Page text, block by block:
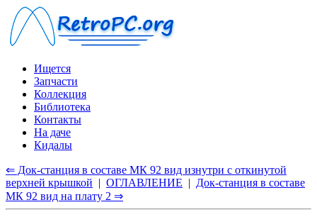
Ищется
Запчасти
Коллекция
Библиотека
Контакты
На даче
Кидалы
⇐ Док-станция в составе МК 92 вид изнутри с откинутой
верхней крышкой | ОГЛАВЛЕНИЕ | Док-станция в составе
МК 92 вид на плату 2 ⇒